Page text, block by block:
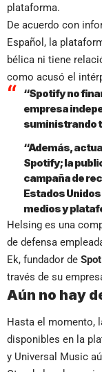
plataforma.
De acuerdo con
Español, la
bélica ni tiene
como acusó el
“Spotify no
empresa
suministrando
“Además,
Spotify; la
campaña de
Estados
medios y
Helsing es una
de defensa
Ek, fundador de
través de su
Aún no hay
Hasta el momento,
disponibles en la
y Universal Music